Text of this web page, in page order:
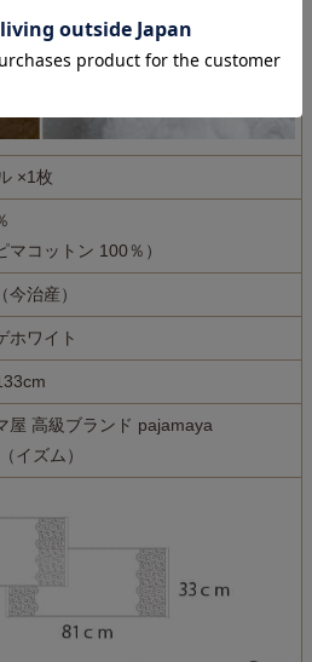
×1枚
マコットン 100％）
今治産）
ホワイト
屋 高級ブランド pajamaya
イズム）